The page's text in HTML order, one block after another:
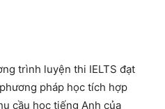
trình luyện thi IELTS đạt
pháp học tích hợp
cầu học tiếng Anh của